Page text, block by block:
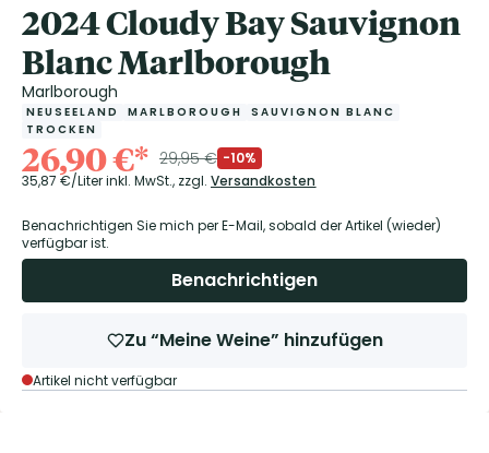
2024 Cloudy Bay Sauvignon
Blanc Marlborough
Marlborough
NEUSEELAND MARLBOROUGH
SAUVIGNON BLANC
TROCKEN
26,90€* 29,95€ -10%
35,87 €/Literinkl. MwSt., zzgl. Versandkosten
Benachrichtigen Sie mich per E-Mail, sobald der Artikel (wieder)
verfügbar ist.
Benachrichtigen
Zu “Meine Weine” hinzufügen
Artikel nicht verfügbar